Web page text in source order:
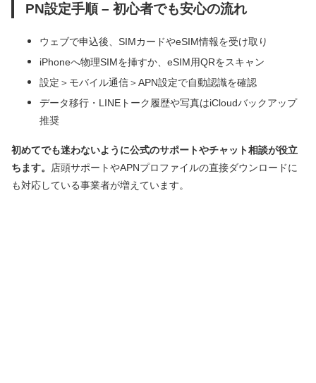
PN設定手順 – 初心者でも安心の流れ
ウェブで申込後、SIMカードやeSIM情報を受け取り
iPhoneへ物理SIMを挿すか、eSIM用QRをスキャン
設定＞モバイル通信＞APN設定で自動認識を確認
データ移行・LINEトーク履歴や写真はiCloudバックアップ
推奨
初めてでも迷わないように公式のサポートやチャット相談が役立
ちます。
店頭サポートやAPNプロファイルの直接ダウンロードに
も対応している事業者が増えています。